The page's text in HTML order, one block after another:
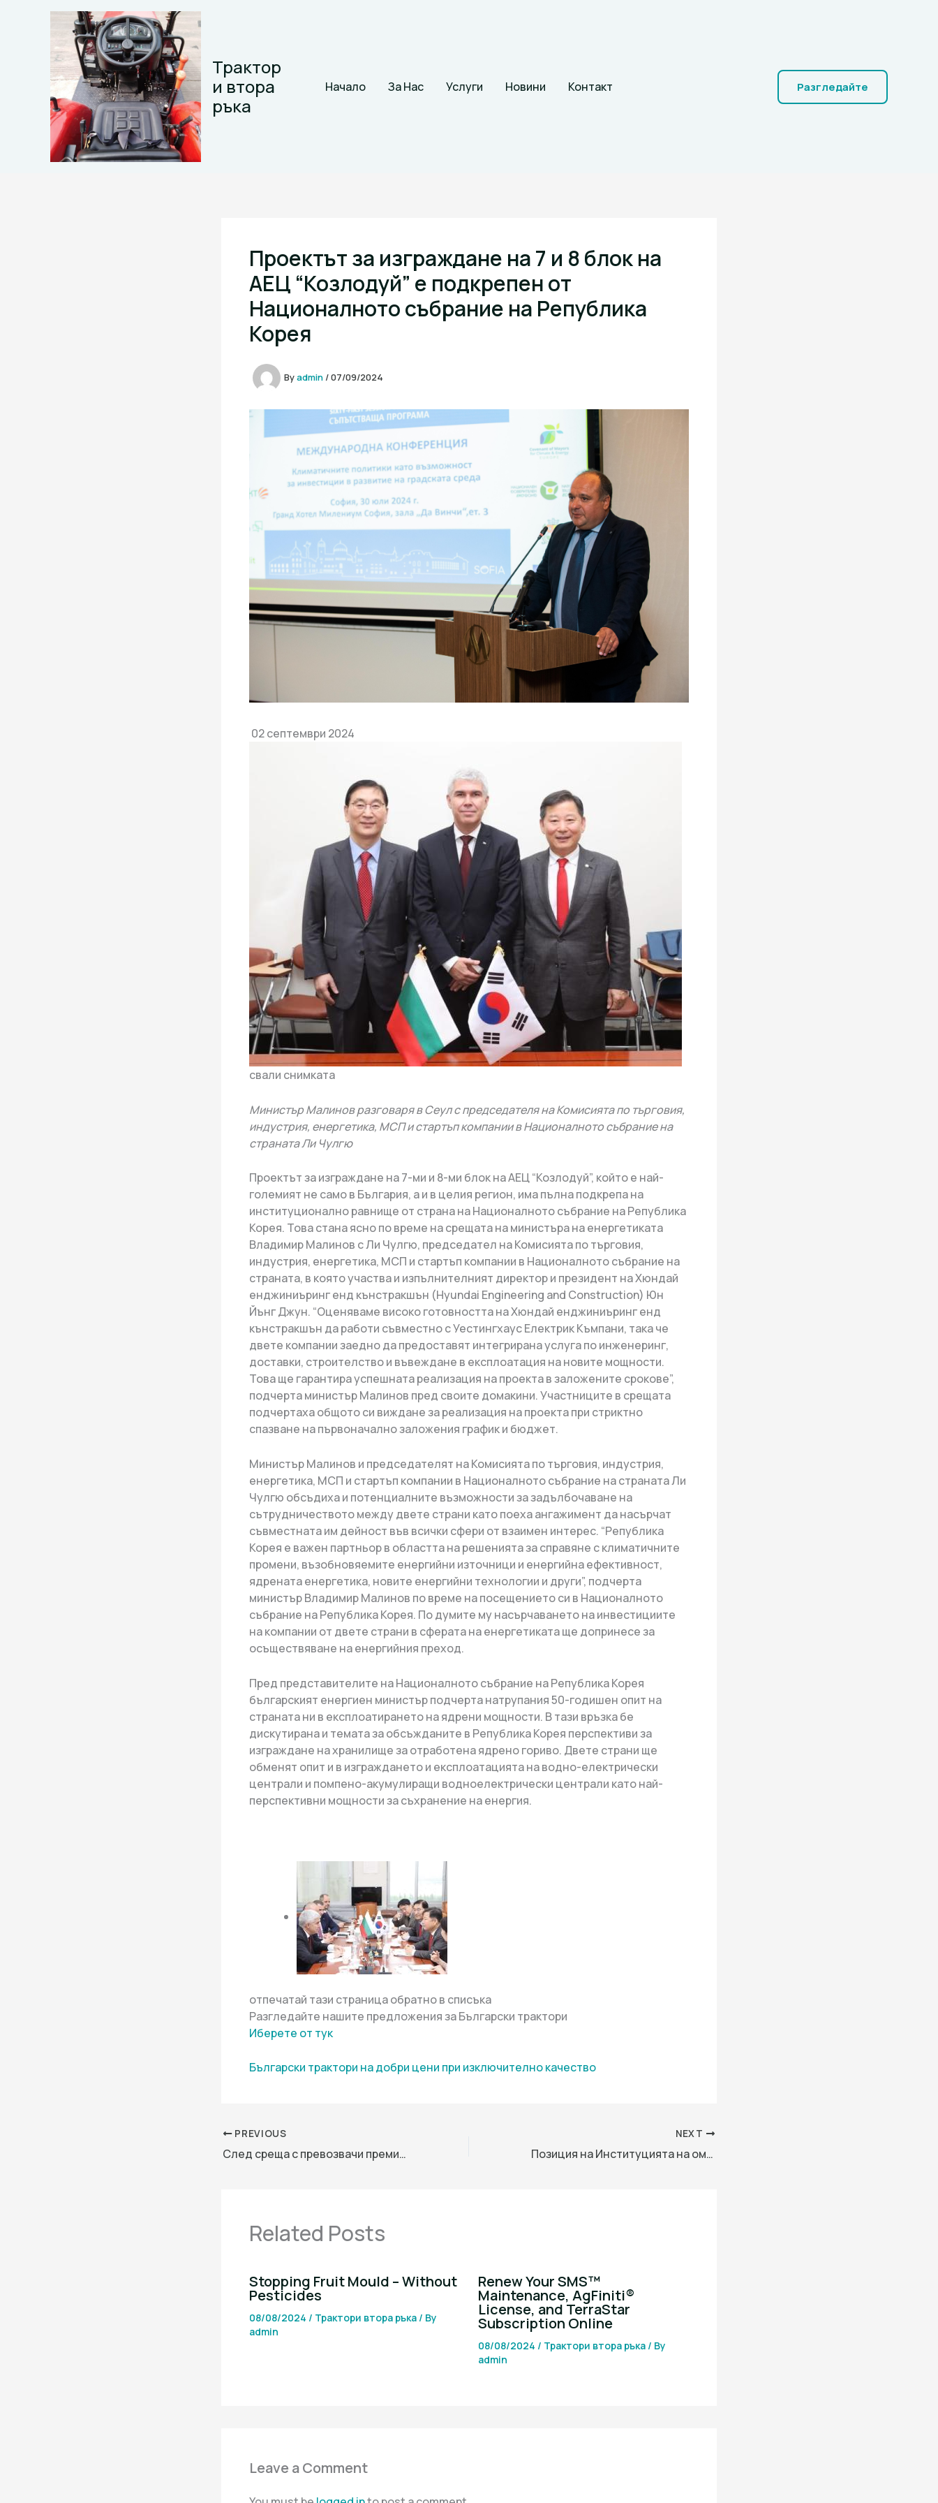
Трактор
и втора
ръка
Начало За Нас Услуги Новини Контакт Разгледайте
Проектът за изграждане на 7 и 8 блок на
АЕЦ “Козлодуй” е подкрепен от
Националното събрание на Република
Корея
Byadmin /07/09/2024
02 септември 2024
свали снимката
Министър Малинов разговаря в Сеул с председателя на Комисията по търговия,
индустрия, енергетика, МСП и стартъп компании в Националното събрание на
страната Ли Чулгю
Проектът за изграждане на 7-ми и 8-ми блок на АЕЦ “Козлодуй”, който е най-
големият не само в България, а и в целия регион, има пълна подкрепа на
институционално равнище от страна на Националното събрание на Република
Корея. Това стана ясно по време на срещата на министъра на енергетиката
Владимир Малинов с Ли Чулгю, председател на Комисията по търговия,
индустрия, енергетика, МСП и стартъп компании в Националното събрание на
страната, в която участва и изпълнителният директор и президент на Хюндай
енджиниъринг енд кънстракшън (Hyundai Engineering and Construction) Юн
Йънг Джун. “Оценяваме високо готовността на Хюндай енджиниъринг енд
кънстракшън да работи съвместно с Уестингхаус Електрик Къмпани, така че
двете компании заедно да предоставят интегрирана услуга по инженеринг,
доставки, строителство и въвеждане в експлоатация на новите мощности.
Това ще гарантира успешната реализация на проекта в заложените срокове”,
подчерта министър Малинов пред своите домакини. Участниците в срещата
подчертаха общото си виждане за реализация на проекта при стриктно
спазване на първоначално заложения график и бюджет.
Министър Малинов и председателят на Комисията по търговия, индустрия,
енергетика, МСП и стартъп компании в Националното събрание на страната Ли
Чулгю обсъдиха и потенциалните възможности за задълбочаване на
сътрудничеството между двете страни като поеха ангажимент да насърчат
съвместната им дейност във всички сфери от взаимен интерес. “Република
Корея е важен партньор в областта на решенията за справяне с климатичните
промени, възобновяемите енергийни източници и енергийна ефективност,
ядрената енергетика, новите енергийни технологии и други”, подчерта
министър Владимир Малинов по време на посещението си в Националното
събрание на Република Корея. По думите му насърчаването на инвестициите
на компании от двете страни в сферата на енергетиката ще допринесе за
осъществяване на енергийния преход.
Пред представителите на Националното събрание на Република Корея
българският енергиен министър подчерта натрупания 50-годишен опит на
страната ни в експлоатирането на ядрени мощности. В тази връзка бе
дискутирана и темата за обсъжданите в Република Корея перспективи за
изграждане на хранилище за отработена ядрено гориво. Двете страни ще
обменят опит и в изграждането и експлоатацията на водно-електрически
централи и помпено-акумулиращи водноелектрически централи като най-
перспективни мощности за съхранение на енергия.
отпечатай тази страница обратно в списъка
Разгледайте нашите предложения за Български трактори
Иберете от тук
Български трактори на добри цени при изключително качество
PREVIOUS
След среща с превозвачи премиерът Главчев проверява на място трафика на ГКПП „Русе-Гюргево“
NEXT
Позиция на Институцията на омбудсмана за списъка с имена на български учители, изразили публично мнение
Related Posts
Stopping Fruit Mould – Without
Pesticides
08/08/2024 / Трактори втора ръка / By
admin
Renew Your SMS™
Maintenance, AgFiniti®
License, and TerraStar
Subscription Online
08/08/2024 / Трактори втора ръка/ By
admin
Leave a Comment